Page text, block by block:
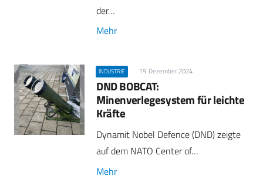
der…
Mehr
INDUSTRIE 19. Dezember 2024
DND BOBCAT:
Minenverlegesystem für leichte
Kräfte
Dynamit Nobel Defence (DND) zeigte
auf dem NATO Center of…
Mehr